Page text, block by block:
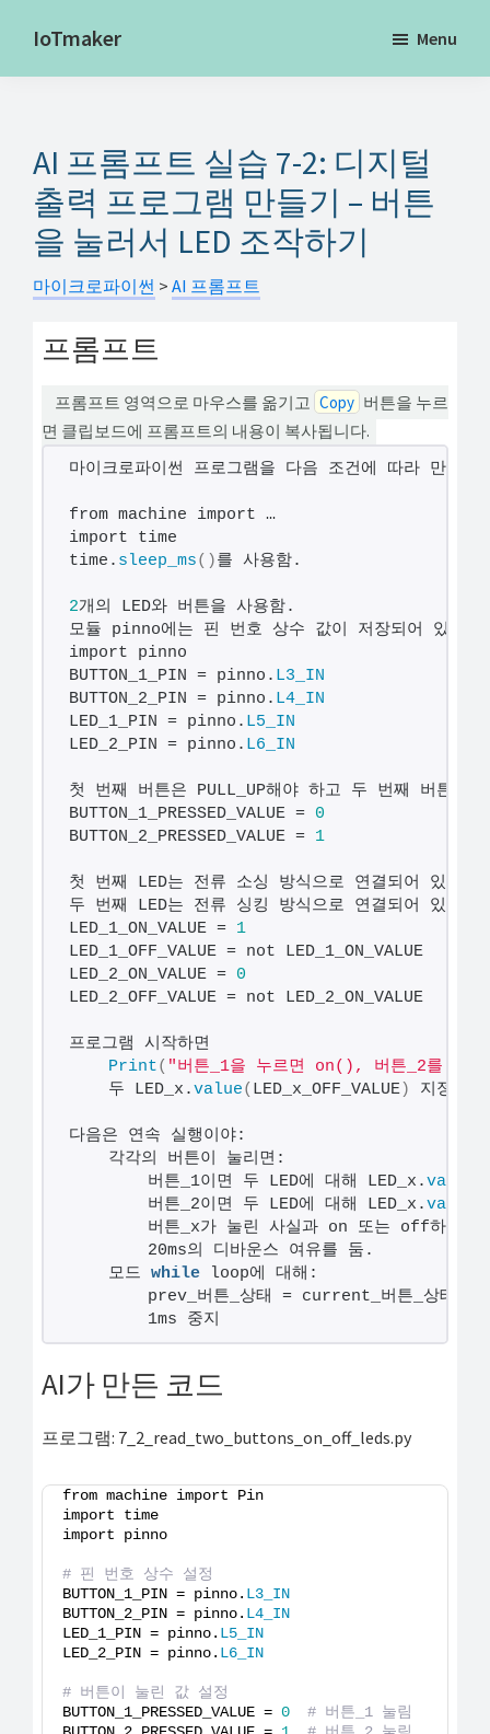
main
IoTmaker
터
넷
에
대
한
든
기
Menu
AI 프롬프트 실습 7-2: 디지털
출력 프로그램 만들기 – 버튼
을 눌러서 LED 조작하기
마이크로파이썬 > AI 프롬프트
프롬프트
프롬프트 영역으로 마우스를 옮기고 Copy 버튼을 누르
면 클립보드에 프롬프트의 내용이 복사됩니다.
마이크로파이썬 프로그램을 다음 조건에 따라 만들
from machine import …
import time
time. sleep_ms()를 사용함.
2개의 LED와 버튼을 사용함.
모듈 pinno에는 핀 번호 상수 값이 저장되어 있음.
import pinno
BUTTON_1_PIN = pinno. L3_IN
BUTTON_2_PIN = pinno. L4_IN
LED_1_PIN = pinno. L5_IN
LED_2_PIN = pinno. L6_IN
첫 번째 버튼은 PULL_UP해야 하고 두 번째 버튼은
BUTTON_1_PRESSED_VALUE = 0
BUTTON_2_PRESSED_VALUE = 1
첫 번째 LED는 전류 소싱 방식으로 연결되어 있고,
두 번째 LED는 전류 싱킹 방식으로 연결되어 있음.
LED_1_ON_VALUE = 1
LED_1_OFF_VALUE = not LED_1_ON_VALUE
LED_2_ON_VALUE = 0
LED_2_OFF_VALUE = not LED_2_ON_VALUE
프로그램 시작하면
Print( "버튼_1을 누르면 on(), 버튼_2를 누
    두 LED_x.
value(LED_x_OFF_VALUE) 지정
다음은 연속 실행이야:
    각각의 버튼이 눌리면:
        버튼_1이면 두 LED에 대해 LED_x.
value
        버튼_2이면 두 LED에 대해 LED_x.
value
버튼_x가 눌린 사실과 on 또는 off하는지
        20ms의 디바운스 여유를 둠.
    모드
while loop에 대해:
        prev_버튼_상태 = current_버튼_상태
        1ms 중지
AI가 만든 코드
프로그램: 7_2_read_two_buttons_on_off_leds.py
from machine import Pin
import time
import pinno
# 핀 번호 상수 설정
BUTTON_1_PIN = pinno. L3_IN
BUTTON_2_PIN = pinno. L4_IN
LED_1_PIN = pinno. L5_IN
LED_2_PIN = pinno. L6_IN
# 버튼이 눌린 값 설정
BUTTON_1_PRESSED_VALUE = 0
# 버튼_1 눌림